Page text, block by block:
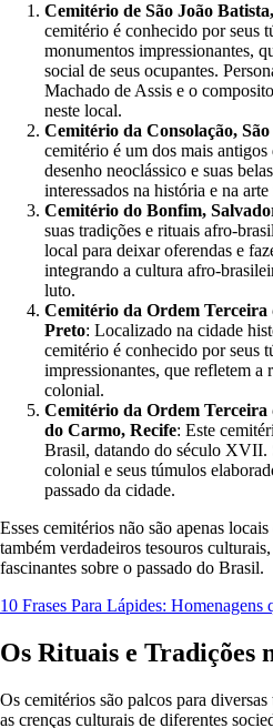
Cemitério de São João
cemitério é conhecido por seus
monumentos impressionantes,
social de seus ocupantes.
Machado de Assis e o
neste local.
Cemitério da Consolação,
cemitério é um dos mais
desenho neoclássico e suas
interessados na história e na
Cemitério do Bonfim,
suas tradições e rituais afro-
local para deixar oferendas e
integrando a cultura afro-
luto.
Cemitério da Ordem Terceira
Preto: Localizado na cidade
cemitério é conhecido por seus
impressionantes, que refletem a
colonial.
Cemitério da Ordem Terceira
do Carmo, Recife: Este
Brasil, datando do século XVII.
colonial e seus túmulos
passado da cidade.
Esses cemitérios não são apenas
também verdadeiros tesouros
fascinantes sobre o passado do Brasil.
10 Frases Para Lápides: Homenagens
Os Rituais e Tradições
Os cemitérios são palcos para
as crenças culturais de diferentes